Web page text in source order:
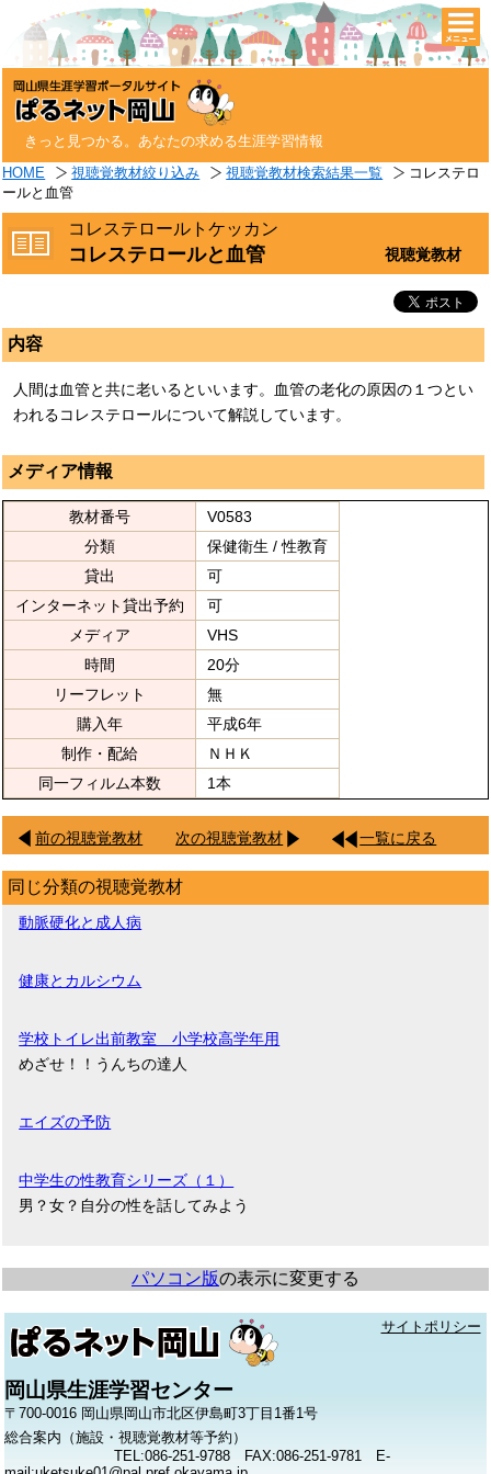
きっと見つかる。あなたの求める生涯学習情報
HOME 視聴覚教材絞り込み 視聴覚教材検索結果一覧
コレステロ
ールと血管
コレステロールトケッカン
コレステロールと血管 視聴覚教材
内容
人間は血管と共に老いるといいます。血管の老化の原因の１つとい
われるコレステロールについて解説しています。
メディア情報
教材番号
V0583
分類
保健衛生 / 性教育
貸出
可
インターネット貸出予約
可
メディア
VHS
時間
20分
リーフレット
無
購入年
平成6年
制作・配給
ＮＨＫ
同一フィルム本数
1本
前の視聴覚教材 次の視聴覚教材 一覧に戻る
同じ分類の視聴覚教材
動脈硬化と成人病
健康とカルシウム
学校トイレ出前教室 小学校高学年用
めざせ！！うんちの達人
エイズの予防
中学生の性教育シリーズ（１）
男？女？自分の性を話してみよう
パソコン版の表示に変更する
サイトポリシー
岡山県生涯学習センター
〒700-0016 岡山県岡山市北区伊島町3丁目1番1号
総合案内（施設・視聴覚教材等予約）
TEL:086-251-9788 FAX:086-251-9781 E-